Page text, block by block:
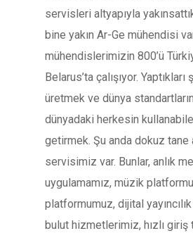
servisleri altyapıyla
bine yakın Ar-Ge mühendisi
mühendislerimizin 800’ü
Belarus’ta çalışıyor.
üretmek ve dünya
dünyadaki herkesin
getirmek. Şu anda dokuz tane
servisimiz var. Bunlar, anlık
uygulamamız, müzik
platformumuz, dijital
bulut hizmetlerimiz, hızlı giriş